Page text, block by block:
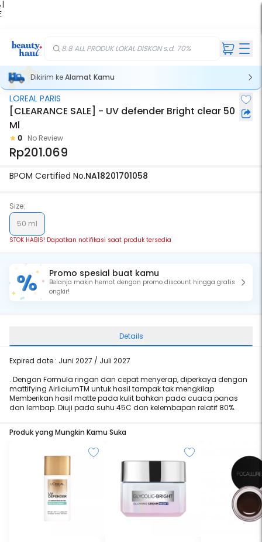
|
8.8 ALL PRODUK LOKAL DISKON s.d. 70%
Dikirim keAlamat Kamu
Stok Habis
LOREAL PARIS
[CLEARANCE SALE] - UV defender Bright clear 50
Ml
0 No Review
Rp201.069
BPOM Certified No.NA18201701058
Size:
50 ml
STOK HABIS! Dapatkan notifikasi saat produk tersedia
Promo spesial buat kamu
Belanja makin hemat dengan promo discount hingga gratis
ongkir!
Details
Expired date : Juni 2027 / Juli 2027
. Dengan Formula ringan dan cepat menyerap, diperkaya dengan
mattifying AirliciumTM untuk hasil tampak tak mengkilap.
Memberikan hasil matte pada kulit bahkan pada cuaca panas
dan lembap. Diuji pada suhu 45C dan kelembapan relatif 80%.
Produk yang Mungkin Kamu Suka